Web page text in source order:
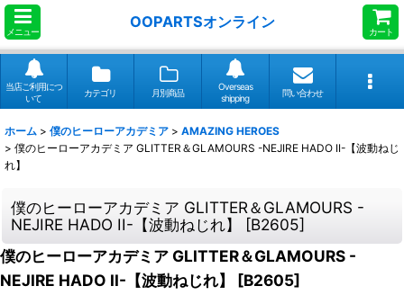
メニュー
OOPARTSオンライン
カート
当店ご利用につ
いて
カテゴリ 月別商品
Overseas
shipping
問い合わせ
ホーム > 僕のヒーローアカデミア > AMAZING HEROES
> 僕のヒーローアカデミア GLITTER＆GLAMOURS -NEJIRE HADO II-【波動ねじ
れ】
僕のヒーローアカデミア GLITTER＆GLAMOURS -
NEJIRE HADO II-【波動ねじれ】
[B2605]
僕のヒーローアカデミア GLITTER＆GLAMOURS -
NEJIRE HADO II-【波動ねじれ】
[B2605]